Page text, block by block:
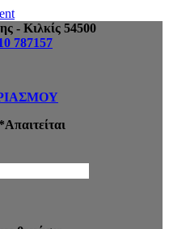
- Κιλκίς 54500
787157
*Απαιτείται